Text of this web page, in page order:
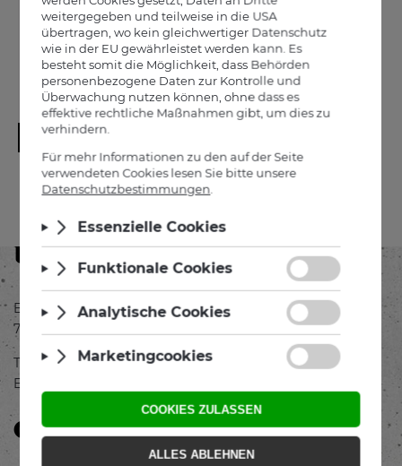
LAUTER G´SPRITZTE - DER VELTLINER
KARLI 2023
Weingut Fuhrgassl-Huber
5
550/ Liter
-
Unser Shop
Eisenstädterstraße 7
7061 Trausdorf
Tel.:
+43 664 254 96 09
E-Mail:
Öffnungszeiten